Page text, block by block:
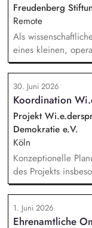
Freudenberg
Remote
Als
eines kleinen,
klaren
implementiert. Sie
Umsetzung der
die
übersetzen
30. Juni 2026
Koordination
Projekt
Demokratie e.V.
Köln
Konzeptionelle
des Projekts
politischer
Vertretung des
1. Juni 2026
Ehrenamtliche